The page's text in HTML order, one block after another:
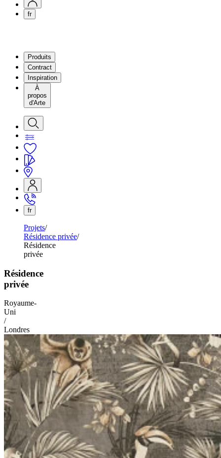
fr
Produits
Contract
Inspiration
À
propos
d'Arte
fr
Projets
Résidence privée
Résidence
privée
Résidence
privée
Royaume-
Uni
/
Londres